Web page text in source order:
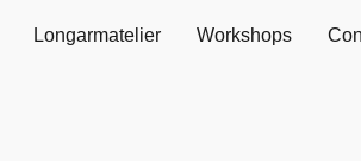
Longarmatelier Workshops